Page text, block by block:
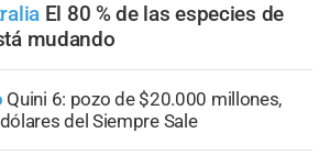
El 80 % de las especies de
mudando
Quini 6: pozo de $20.000 millones,
del Siempre Sale